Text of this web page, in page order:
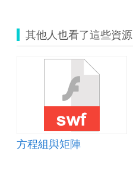
其他人也看了這些資源
方程組與矩陣